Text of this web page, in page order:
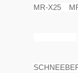
MR-X25